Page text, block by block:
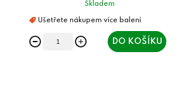
Skladem
DO KOŠÍKU